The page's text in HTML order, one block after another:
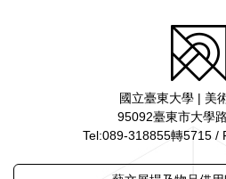
國立臺東大學 | 美
95092臺東市大學
Tel:089-318855轉5715 /